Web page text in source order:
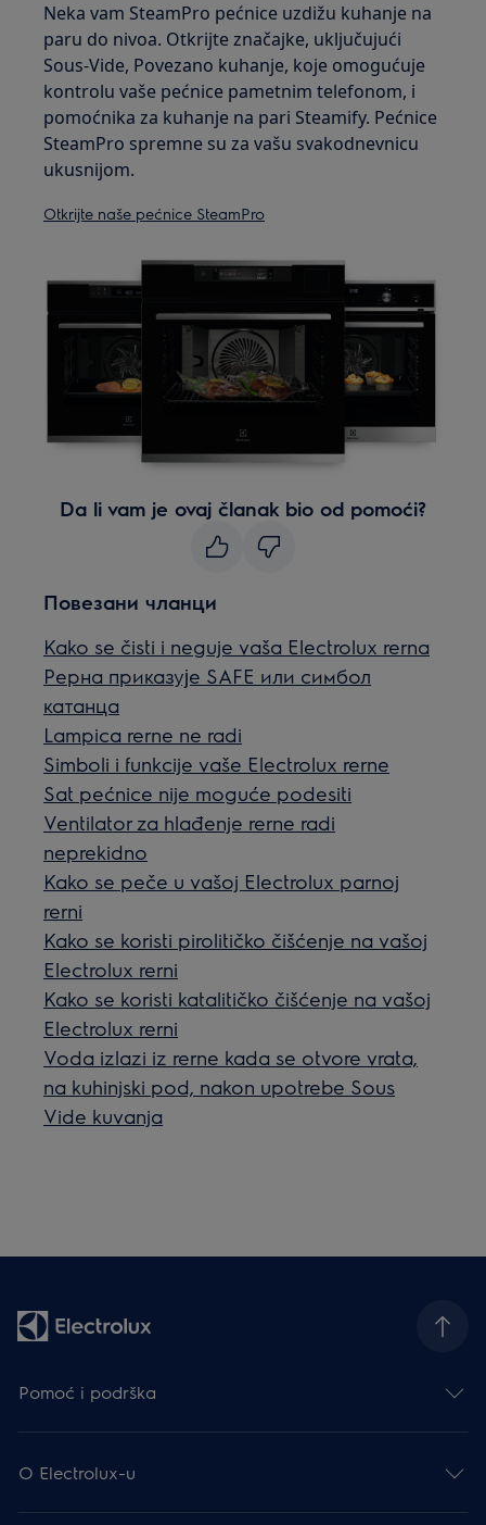
Neka vam SteamPro pećnice uzdižu kuhanje na
paru do nivoa. Otkrijte značajke, uključujući
Sous-Vide, Povezano kuhanje, koje omogućuje
kontrolu vaše pećnice pametnim telefonom, i
pomoćnika za kuhanje na pari Steamify. Pećnice
SteamPro spremne su za vašu svakodnevnicu
ukusnijom.
Otkrijte naše pećnice SteamPro
Da li vam je ovaj članak bio od pomoći?
Повезани чланци
Kako se čisti i neguje vaša Electrolux rerna
Рерна приказује SAFE или симбол
катанца
Lampica rerne ne radi
Simboli i funkcije vaše Electrolux rerne
Sat pećnice nije moguće podesiti
Ventilator za hlađenje rerne radi
neprekidno
Kako se peče u vašoj Electrolux parnoj
rerni
Kako se koristi pirolitičko čišćenje na vašoj
Electrolux rerni
Kako se koristi katalitičko čišćenje na vašoj
Electrolux rerni
Voda izlazi iz rerne kada se otvore vrata,
na kuhinjski pod, nakon upotrebe Sous
Vide kuvanja
Pomoć i podrška
O Electrolux-u